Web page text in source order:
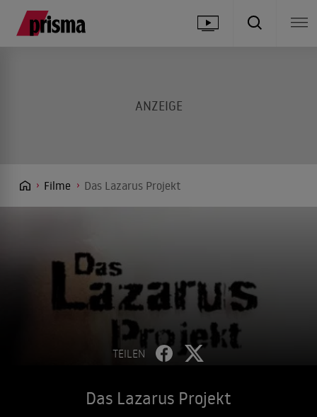
Filme Das Lazarus Projekt
TEILEN
Das Lazarus Projekt